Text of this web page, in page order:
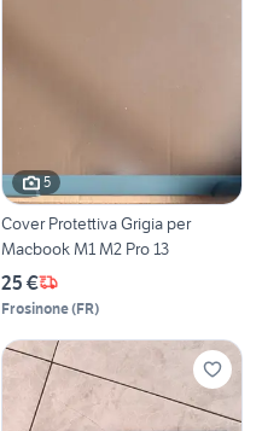
5
Cover Protettiva Grigia per
Macbook M1 M2 Pro 13
25 €
Frosinone(FR)